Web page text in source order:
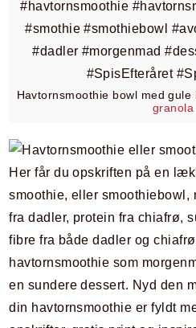
Havtornsmoothie bowl med
granola